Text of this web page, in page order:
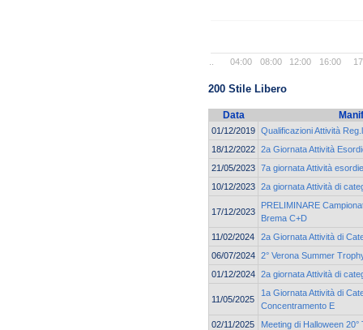
04:00 08:00 12:00 16:00
200 Stile Libero
Data
01/12/2019 Qualificazioni Attività
18/12/2022 2a Giornata Attività
21/05/2023 7a giornata Attività
10/12/2023 2a giornata Attività di
17/12/2023
PRELIMINARE
Brema C+D
11/02/2024
2a Giornata Attività di
06/07/2024 2° Verona Summer
01/12/2024 2a giornata Attività di
11/05/2025
1a Giornata Attività di
Concentramento E
02/11/2025
Meeting di Halloween